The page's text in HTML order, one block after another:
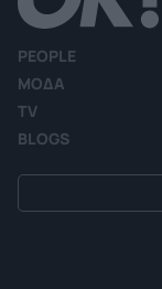
PEOPLE
ΜΟΔΑ
TV
BLOGS